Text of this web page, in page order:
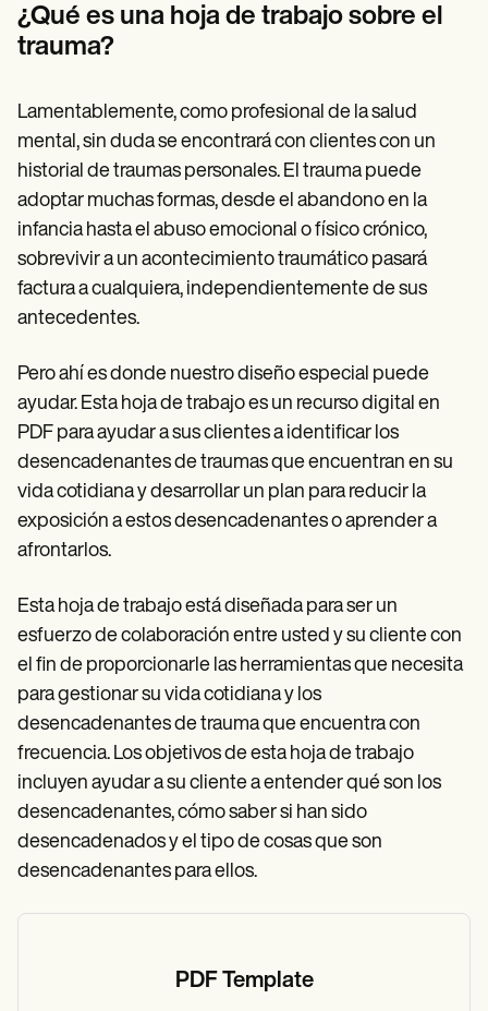
Help Center
Demos
Switch to Carepatron
Become a Partner
Why Carepatron?
Login
Get started
¿Qué es una hoja de trabajo sobre el
trauma?
Lamentablemente, como profesional de la salud
mental, sin duda se encontrará con clientes con un
historial de traumas personales. El trauma puede
adoptar muchas formas, desde el abandono en la
infancia hasta el abuso emocional o físico crónico,
sobrevivir a un acontecimiento traumático pasará
factura a cualquiera, independientemente de sus
antecedentes.
Pero ahí es donde nuestro diseño especial puede
ayudar. Esta hoja de trabajo es un recurso digital en
PDF para ayudar a sus clientes a identificar los
desencadenantes de traumas que encuentran en su
vida cotidiana y desarrollar un plan para reducir la
exposición a estos desencadenantes o aprender a
afrontarlos.
Esta hoja de trabajo está diseñada para ser un
esfuerzo de colaboración entre usted y su cliente con
el fin de proporcionarle las herramientas que necesita
para gestionar su vida cotidiana y los
desencadenantes de trauma que encuentra con
frecuencia. Los objetivos de esta hoja de trabajo
incluyen ayudar a su cliente a entender qué son los
desencadenantes, cómo saber si han sido
desencadenados y el tipo de cosas que son
desencadenantes para ellos.
PDF Template